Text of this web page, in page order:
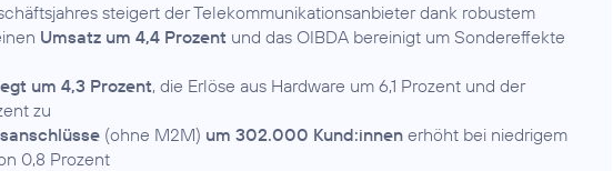
steigert der Telekommunikationsanbieter dank robustem
Umsatz um 4,4 Prozent und das OIBDA bereinigt um Sondereffekte
um 4,3 Prozent, die Erlöse aus Hardware um 6,1 Prozent und der
zu
(ohne M2M) um 302.000 Kund:innen erhöht bei niedrigem
0,8 Prozent